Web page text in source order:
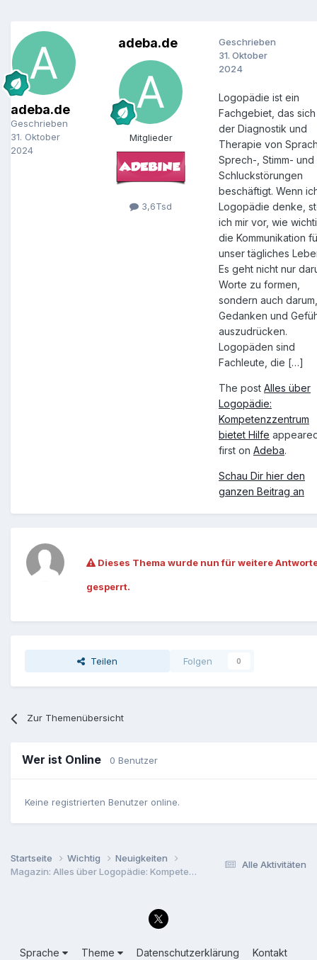
adeba.de
Geschrieben
31. Oktober
2024
adeba.de
Mitglieder
3,6Tsd
Geschrieben
31. Oktober
2024
Logopädie ist ein
Fachgebiet, das sich
der Diagnostik und
Therapie von
Sprech-, Stimm- und
Schluckstörungen
beschäftigt. Wenn
Logopädie denke,
ich mir vor, wie
die Kommunikation
unser tägliches
Es geht nicht nur
Worte zu formen,
sondern auch darum,
Gedanken und
auszudrücken.
Logopäden sind
Fachleute, die […]
The post Alles über
Logopädie:
Kompetenzzentrum
bietet Hilfe
first on Adeba.
Schau Dir hier den
ganzen Beitrag an
Dieses Thema wurde nun für weitere
gesperrt.
Teilen Folgen 0
Zur Themenübersicht
Wer ist Online 0 Benutzer
Keine registrierten Benutzer online.
Alle Aktivitäten
Startseite Wichtig
Neuigkeiten
Magazin: Alles über Logopädie: Kompetenzzentrum bietet Hilfe
Sprache Theme Datenschutzerklärung
Kontakt